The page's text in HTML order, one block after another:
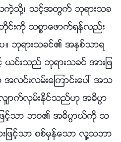
႔၊ သင့္အတြက္ ဘုရားသခ
င္းကို သစၥာေဖာက္ရန္လည္း
ဘုရားသခင္၏ အႏွစ္သာရ
ယင္းသည္ ဘုရားသခင္ အားျဖ
လင္းလမ္းေၾကာင္းေပၚ အသ
က္လွမ္းႏိုင္သည္ဟု အဓိပၸာ
ဖင့္သာ ဘဝ၏ အဓိပၸာယ္ကို သ
ျဖင့္သာ စစ္မွန္ေသာ လူ႔သဘာ